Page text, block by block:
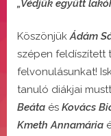
„Védjük együtt
KöszönjükÁdám
szépen feldíszített
felvonulásunkat!
tanuló diákjai
Beáta és Kovács
Kmeth Annamária